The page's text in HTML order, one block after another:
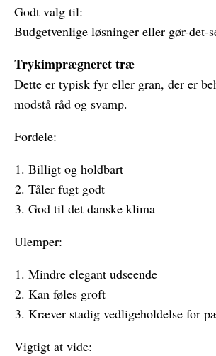
Godt valg til:
Budgetvenlige løsninger eller gør-det-
Trykimprægneret træ
Dette er typisk fyr eller gran, der er
modstå råd og svamp.
Fordele:
Billigt og holdbart
Tåler fugt godt
God til det danske klima
Ulemper:
Mindre elegant udseende
Kan føles groft
Kræver stadig vedligeholdelse for
Vigtigt at vide: